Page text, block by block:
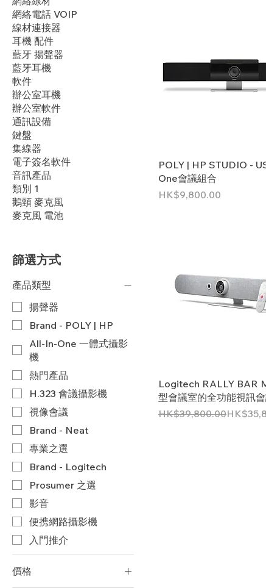
網絡電話 VOIP
線材連接器
耳機 配件
藍牙 揚聲器
藍牙耳機
軟件
辦公室耳機
辦公室軟件
通訊設備
鍵盤
集線器
電子簽名軟件
音訊產品
類別 1
鵝頸 麥克風
麥克風 電池
篩選方式
產品類型
揚聲器
Brand - POLY | HP
All-In-One 一體式攝影
機
​熱門產品
H.323 會議攝影機
視像會議
Brand - Neat
專業之選
Brand - Logitech
Prosumer 之選
影音
便携網路攝影機
入門推介
價格
POLY | HP STUDIO -
One會議組合
價格
HK$9,800.00
Logitech RALLY BAR
型會議室的全功能視訊
一般價格
HK$39,800.00
促銷價格